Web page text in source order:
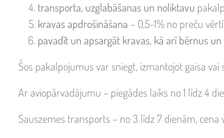
transporta, uzglabāšanas un noliktavu
kravas apdrošināšana – 0,5-1% no preču
pavadīt un apsargāt kravas, kā arī bērnus
Šos pakalpojumus var sniegt, izmantojot gaisa
Ar aviopārvadājumu – piegādes laiks no 1 līdz 4
Sauszemes transports – no 3 līdz 7 dienām, cena